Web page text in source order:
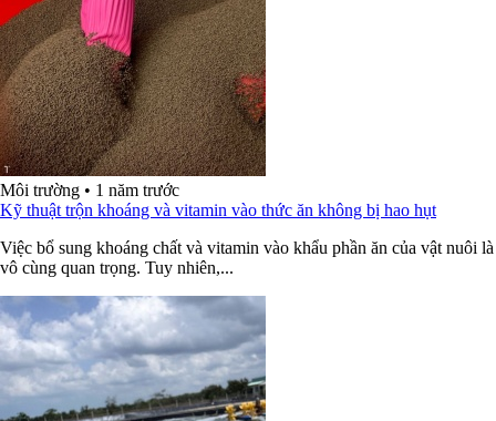
Môi trường • 1 năm trước
Kỹ thuật trộn khoáng và vitamin vào thức ăn không bị hao hụt
Việc bổ sung khoáng chất và vitamin vào khẩu phần ăn của vật nuôi là
vô cùng quan trọng. Tuy nhiên,...